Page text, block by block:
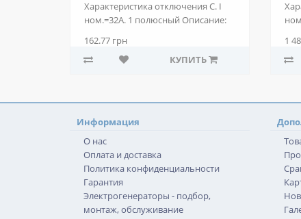
Характеристика отключения C. I
ном.=32А. 1 полюсный Описание:
162.77 грн
КУПИТЬ
1
Информация
О нас
Оплата и доставка
Политика конфиденциальности
Гарантия
Электрогенераторы - подбор,
монтаж, обслуживание